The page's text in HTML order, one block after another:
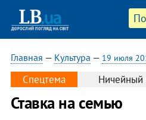
Главная — Культура — 19 июля
Спецтема
Ставка на семью